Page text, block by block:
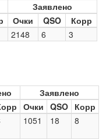
Заявлено
Очки QSO
Корр
2148 6 3
Заявлено
Очки QSO Корр
1051 18 8